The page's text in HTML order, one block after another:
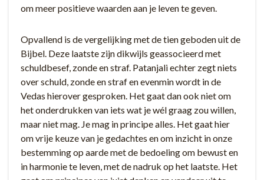
om meer positieve waarden aan je leven te geven.
Opvallend is de vergelijking met de tien geboden uit de
Bijbel. Deze laatste zijn dikwijls geassocieerd met
schuldbesef, zonde en straf. Patanjali echter zegt niets
over schuld, zonde en straf en evenmin wordt in de
Vedas hierover gesproken. Het gaat dan ook niet om
het onderdrukken van iets wat je wél graag zou willen,
maar niet mag. Je mag in principe alles. Het gaat hier
om vrije keuze van je gedachtes en om inzicht in onze
bestemming op aarde met de bedoeling om bewust en
in harmonie te leven, met de nadruk op het laatste. Het